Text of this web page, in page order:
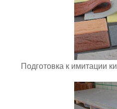
Подготовка к имитации